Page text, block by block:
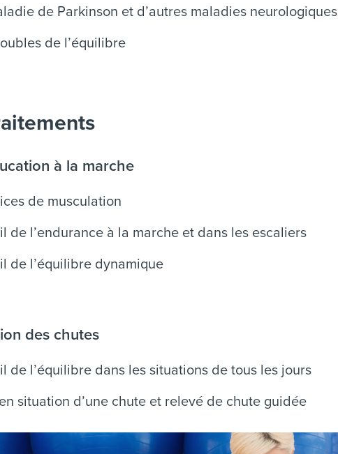
de Parkinson et d’autres maladies neurologiques
de l’équilibre
à la marche
de musculation
de l’endurance à la marche et dans les escaliers
de l’équilibre dynamique
des chutes
de l’équilibre dans les situations de tous les jours
situation d’une chute et relevé de chute guidée